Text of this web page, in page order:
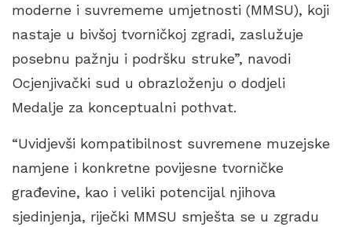
moderne i suvrememe umjetnosti (MMSU), koji
nastaje u bivšoj tvorničkoj zgradi, zaslužuje
posebnu pažnju i podršku struke”, navodi
Ocjenjivački sud u obrazloženju o dodjeli
Medalje za konceptualni pothvat.
“Uvidjevši kompatibilnost suvremene muzejske
namjene i konkretne povijesne tvorničke
građevine, kao i veliki potencijal njihova
sjedinjenja, riječki MMSU smješta se u zgradu